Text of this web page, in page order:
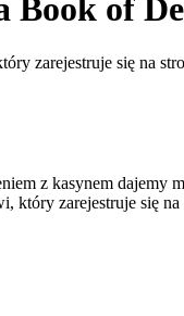
of
zarejestruje się na
z kasynem
który zarejestruje